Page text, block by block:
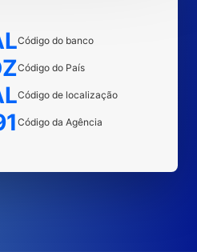
Código do banco
Código do País
Código de localização
Código da Agência